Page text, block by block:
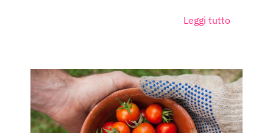
Leggi tutto